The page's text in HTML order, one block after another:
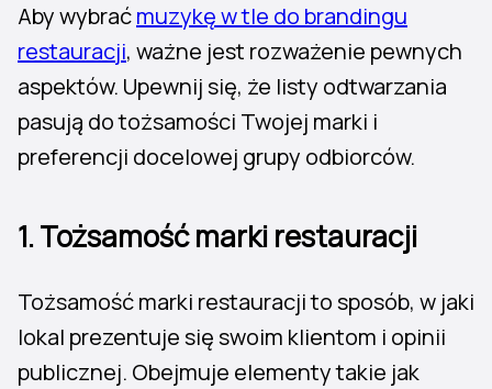
Aby wybraćmuzykę w tle do brandingu
restauracji, ważne jest rozważenie pewnych
aspektów. Upewnij się, że listy odtwarzania
pasują do tożsamości Twojej marki i
preferencji docelowej grupy odbiorców.
1.Tożsamość marki restauracji
Tożsamość marki restauracji to sposób, w jaki
lokal prezentuje się swoim klientom i opinii
publicznej. Obejmuje elementy takie jak